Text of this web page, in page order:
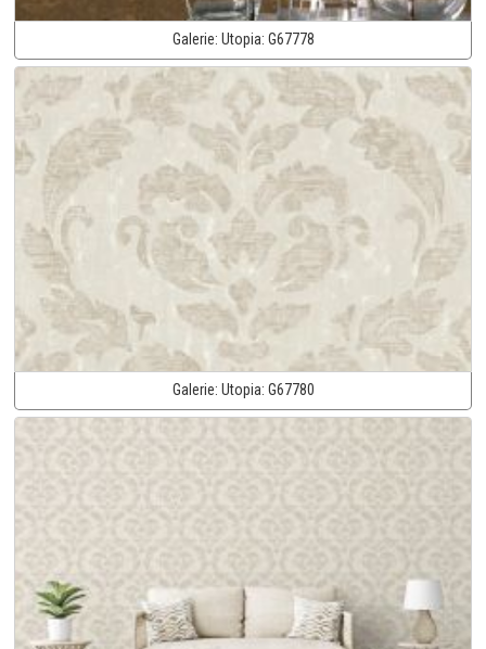
Galerie: Utopia: G67778
Galerie: Utopia: G67780